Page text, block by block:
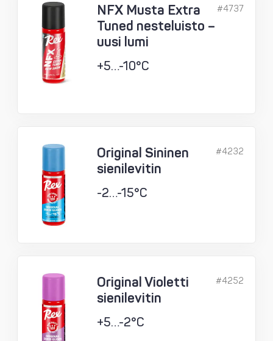
NFX Musta Extra
Tuned nesteluisto –
uusi lumi
+5…-10°C
#4737
Original Sininen
sienilevitin
-2…-15°C
#4232
Original Violetti
sienilevitin
+5…-2°C
#4252